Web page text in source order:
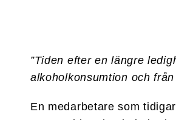
”Tiden efter en längre
alkoholkonsumtion och
En medarbetare som